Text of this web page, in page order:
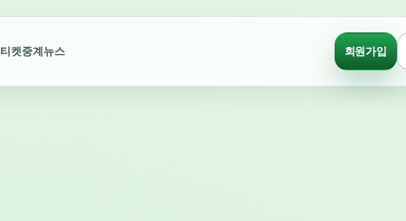
티켓중계뉴스 회원가입